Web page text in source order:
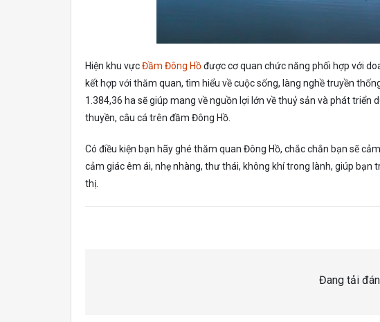
Hiện khu vựcĐầm Đông Hồđược cơ quan chức năng phối hợp với
kết hợp với thăm quan, tìm hiểu về cuộc sống, làng nghề truyền
1.384,36 ha sẽ giúp mang về nguồn lợi lớn về thuỷ sản và phát
thuyền, câu cá trên đầm Đông Hồ.
Có điều kiện bạn hãy ghé thăm quan Đông Hồ, chắc chắn bạn sẽ
cảm giác êm ái, nhẹ nhàng, thư thái, không khí trong lành, giúp
thị.
Đang tải